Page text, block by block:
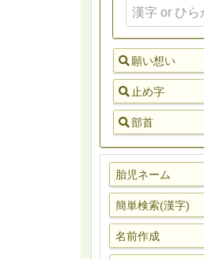
願い想い
止め字
部首
胎児ネーム
簡単検索(漢字)
名前作成